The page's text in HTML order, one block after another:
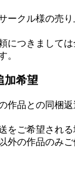
ークル様の売り
につきまして
。
加希望
作品との同梱
をご希望され
外の作品のみ